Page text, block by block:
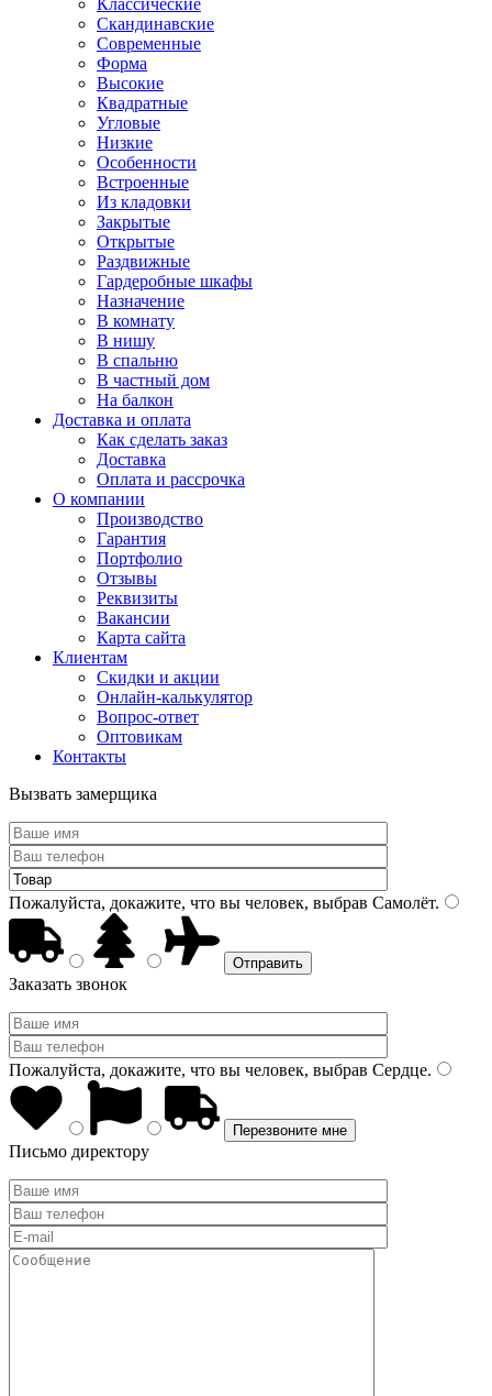
Классические
Скандинавские
Современные
Форма
Высокие
Квадратные
Угловые
Низкие
Особенности
Встроенные
Из кладовки
Закрытые
Открытые
Раздвижные
Гардеробные шкафы
Назначение
В комнату
В нишу
В спальню
В частный дом
На балкон
Доставка и оплата
Как сделать заказ
Доставка
Оплата и рассрочка
О компании
Производство
Гарантия
Портфолио
Отзывы
Реквизиты
Вакансии
Карта сайта
Клиентам
Скидки и акции
Онлайн-калькулятор
Вопрос-ответ
Оптовикам
Контакты
Вызвать замерщика
Пожалуйста, докажите, что вы человек, выбрав Самолёт.
Заказать звонок
Пожалуйста, докажите, что вы человек, выбрав Сердце.
Письмо директору